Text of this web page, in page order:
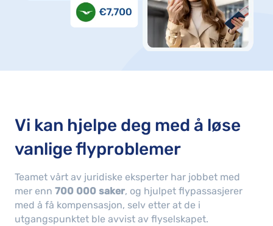
Vi kan hjelpe deg med å løse
vanlige flyproblemer
Teamet vårt av juridiske eksperter har jobbet med
mer enn 700 000 saker, og hjulpet flypassasjerer
med å få kompensasjon, selv etter at de i
utgangspunktet ble avvist av flyselskapet.